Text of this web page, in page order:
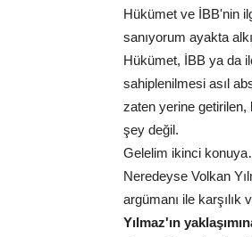
Hükümet ve İBB'nin
sanıyorum ayakta
Hükümet, İBB ya da
sahiplenilmesi asıl
zaten yerine getirilen,
şey değil.
Gelelim ikinci
Neredeyse Volkan
argümanı ile
Yılmaz'ın